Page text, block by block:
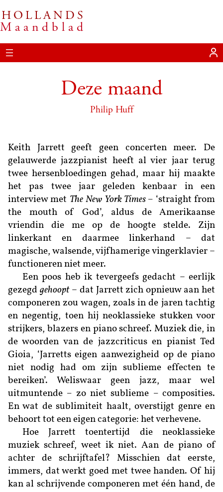
Ga
naar
de
inhoud
HOLLANDS
Maandblad
Deze maand
Philip Huff
Keith Jarrett geeft geen concerten meer. De
gelauwerde jazzpianist heeft al vier jaar terug
twee hersenbloedingen gehad, maar hij maakte
het pas twee jaar geleden kenbaar in een
interview met The New York Times – ‘straight from
the mouth of God’, aldus de Amerikaanse
vriendin die me op de hoogte stelde. Zijn
linkerkant en daarmee linkerhand – dat
magische, walsende, vijfhamerige vingerklavier –
functioneren niet meer.
Een poos heb ik tevergeefs gedacht – eerlijk
gezegd gehoopt – dat Jarrett zich opnieuw aan het
componeren zou wagen, zoals in de jaren tachtig
en negentig, toen hij neoklassieke stukken voor
strijkers, blazers en piano schreef. Muziek die, in
de woorden van de jazzcriticus en pianist Ted
Gioia, ‘Jarretts eigen aanwezigheid op de piano
niet nodig had om zijn sublieme effecten te
bereiken’. Weliswaar geen jazz, maar wel
uitmuntende – zo niet sublieme – composities.
En wat de sublimiteit haalt, overstijgt genre en
behoort tot een eigen categorie: het verhevene.
Hoe Jarrett toentertijd die neoklassieke
muziek schreef, weet ik niet. Aan de piano of
achter de schrijftafel? Misschien dat eerste,
immers, dat werkt goed met twee handen. Of hij
kan al schrijvende componeren met één hand, de